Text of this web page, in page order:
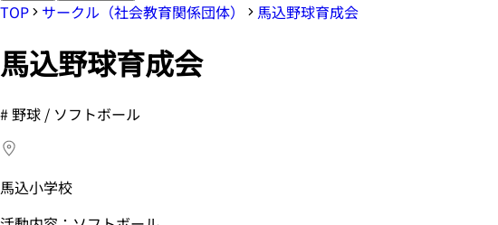
TOP サークル（社会教育関係団体） 馬込野球育成会
馬込野球育成会
#野球 / ソフトボール
馬込小学校